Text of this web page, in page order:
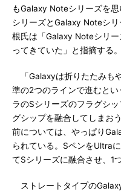
もGalaxy Noteシリーズを
シリーズとGalaxy Noteシ
根氏は「Galaxy Noteシリ
ってきていた」と指摘する。
「Galaxyは折りたたみも
準の2つのラインで進むと
ラのSシリーズのフラグシ
グシップを融合してしまお
前については、やっぱり
られている。SペンをUltra
てSシリーズに融合させ、1
ストレートタイプの